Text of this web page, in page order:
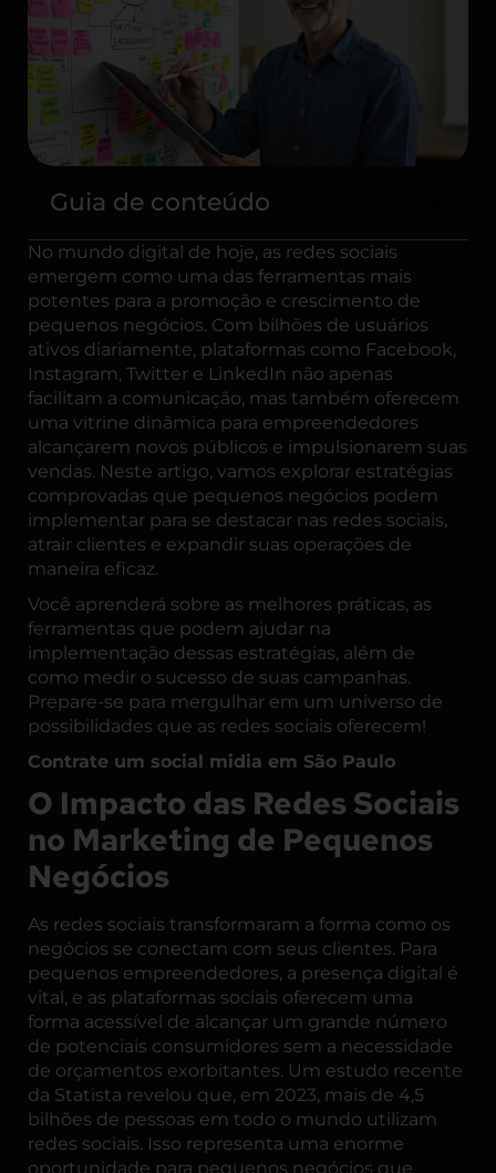
Guia de conteúdo
No mundo digital de hoje, as redes sociais
emergem como uma das ferramentas mais
potentes para a promoção e crescimento de
pequenos negócios. Com bilhões de usuários
ativos diariamente, plataformas como Facebook,
Instagram, Twitter e LinkedIn não apenas
facilitam a comunicação, mas também oferecem
uma vitrine dinâmica para empreendedores
alcançarem novos públicos e impulsionarem suas
vendas. Neste artigo, vamos explorar estratégias
comprovadas que pequenos negócios podem
implementar para se destacar nas redes sociais,
atrair clientes e expandir suas operações de
maneira eficaz.
Você aprenderá sobre as melhores práticas, as
ferramentas que podem ajudar na
implementação dessas estratégias, além de
como medir o sucesso de suas campanhas.
Prepare-se para mergulhar em um universo de
possibilidades que as redes sociais oferecem!
Contrate um social midia em São Paulo
O Impacto das Redes Sociais
no Marketing de Pequenos
Negócios
As redes sociais transformaram a forma como os
negócios se conectam com seus clientes. Para
pequenos empreendedores, a presença digital é
vital, e as plataformas sociais oferecem uma
forma acessível de alcançar um grande número
de potenciais consumidores sem a necessidade
de orçamentos exorbitantes. Um estudo recente
da Statista revelou que, em 2023, mais de 4,5
bilhões de pessoas em todo o mundo utilizam
redes sociais. Isso representa uma enorme
oportunidade para pequenos negócios que